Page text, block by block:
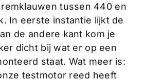
tussen 440 en
In eerste instantie lijkt de
de andere kant kom je
dicht bij wat er op een
staat. Wat meer is:
testmotor reed heeft